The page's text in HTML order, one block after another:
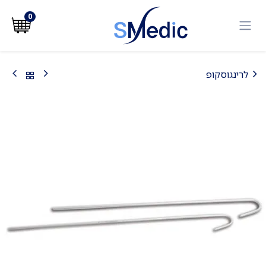
0
לרינגוסקופ